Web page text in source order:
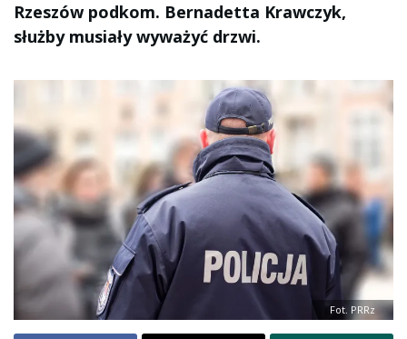
Rzeszów podkom. Bernadetta Krawczyk,
służby musiały wyważyć drzwi.
Fot. PRRz